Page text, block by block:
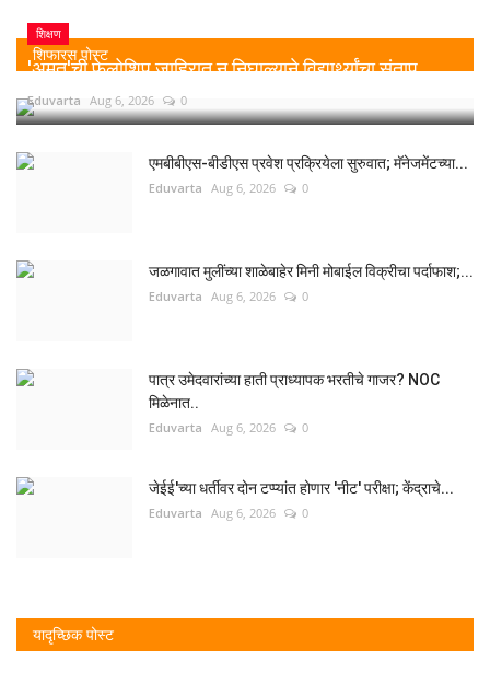
शिफारस पोस्ट
शिक्षण
'अमृत'ची फेलोशिप जाहिरात न निघाल्याने विद्यार्थ्यांचा संताप,...
Eduvarta Aug 6, 2026 0
एमबीबीएस-बीडीएस प्रवेश प्रक्रियेला सुरुवात; मॅनेजमेंटच्या...
Eduvarta Aug 6, 2026 0
जळगावात मुलींच्या शाळेबाहेर मिनी मोबाईल विक्रीचा पर्दाफाश;...
Eduvarta Aug 6, 2026 0
पात्र उमेदवारांच्या हाती प्राध्यापक भरतीचे गाजर? NOC
मिळेनात..
Eduvarta Aug 6, 2026 0
जेईई'च्या धर्तीवर दोन टप्प्यांत होणार 'नीट' परीक्षा; केंद्राचे...
Eduvarta Aug 6, 2026 0
यादृच्छिक पोस्ट